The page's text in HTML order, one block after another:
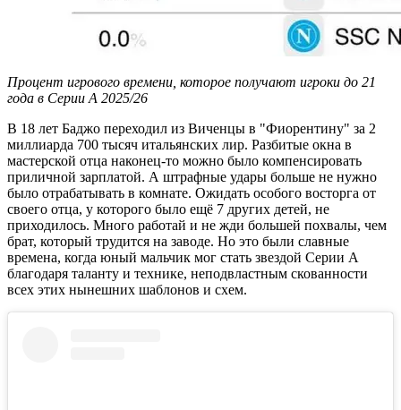
Процент игрового времени, которое получают игроки до 21
года в Серии А 2025/26
В 18 лет Баджо переходил из Виченцы в "Фиорентину" за 2
миллиарда 700 тысяч итальянских лир. Разбитые окна в
мастерской отца наконец-то можно было компенсировать
приличной зарплатой. А штрафные удары больше не нужно
было отрабатывать в комнате. Ожидать особого восторга от
своего отца, у которого было ещё 7 других детей, не
приходилось. Много работай и не жди большей похвалы, чем
брат, который трудится на заводе. Но это были славные
времена, когда юный мальчик мог стать звездой Серии А
благодаря таланту и технике, неподвластным скованности
всех этих нынешних шаблонов и схем.